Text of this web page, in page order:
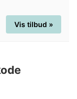
Vis tilbud »